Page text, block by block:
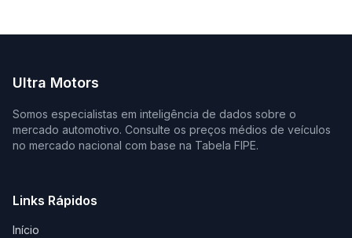
Ultra Motors
Somos especialistas em inteligência de dados sobre o
mercado automotivo. Consulte os preços médios de veículos
no mercado nacional com base na Tabela FIPE.
Links Rápidos
Início